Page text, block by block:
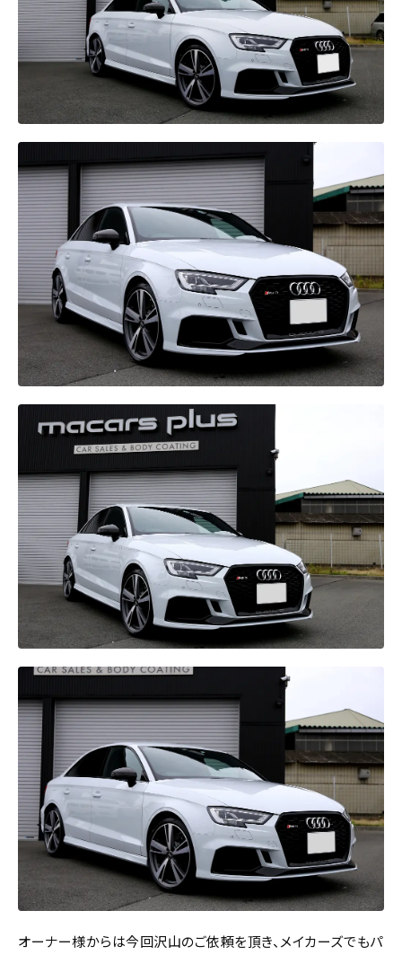
オーナー様からは今回沢山のご依頼を頂き、メイカーズでもパ